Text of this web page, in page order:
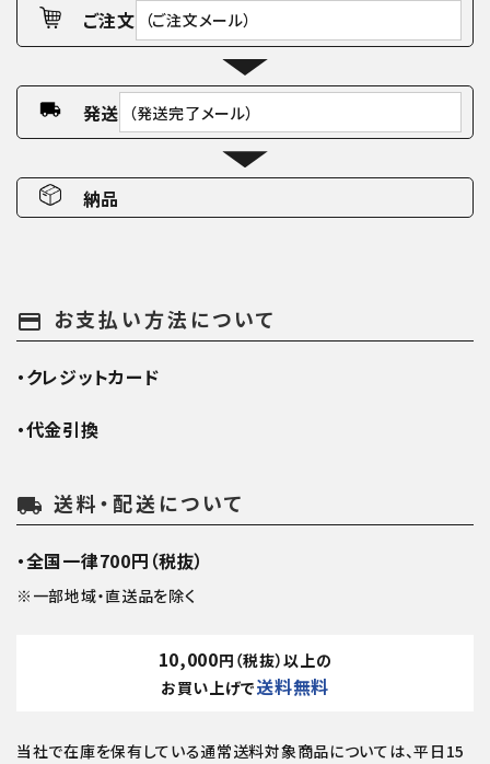
ご注文 （ご注文メール）
発送 （発送完了メール）
納品
payment お支払い方法について
・クレジットカード
・代金引換
local_shipping 送料・配送について
・全国一律700円（税抜）
※一部地域・直送品を除く
10,000円（税抜）以上の
お買い上げで送料無料
当社で在庫を保有している通常送料対象商品については、平日15